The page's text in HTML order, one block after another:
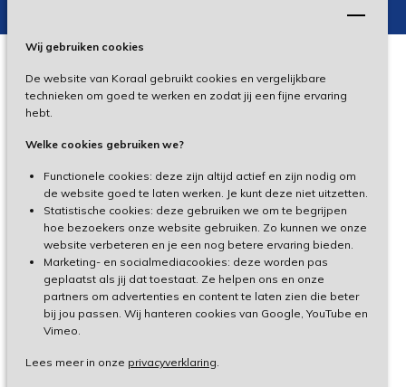
Wij gebruiken cookies
De website van Koraal gebruikt cookies en vergelijkbare
technieken om goed te werken en zodat jij een fijne ervaring
hebt.
Welke cookies gebruiken we?
Functionele cookies: deze zijn altijd actief en zijn nodig om
de website goed te laten werken. Je kunt deze niet uitzetten.
Statistische cookies: deze gebruiken we om te begrijpen
hoe bezoekers onze website gebruiken. Zo kunnen we onze
website verbeteren en je een nog betere ervaring bieden.
Marketing- en socialmediacookies: deze worden pas
geplaatst als jij dat toestaat. Ze helpen ons en onze
partners om advertenties en content te laten zien die beter
bij jou passen. Wij hanteren cookies van Google, YouTube en
Vimeo.
Lees meer in onze privacyverklaring.
Privacy
Toegankelijkheid
Cliëntenportaal
Medewerkersportaal
TeamViewer
Made by Ivengi